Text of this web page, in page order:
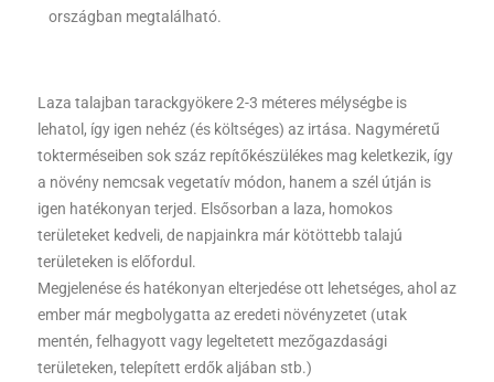
országban megtalálható.
Laza talajban tarackgyökere 2-3 méteres mélységbe is
lehatol, így igen nehéz (és költséges) az irtása. Nagyméretű
tokterméseiben sok száz repítőkészülékes mag keletkezik, így
a növény nemcsak vegetatív módon, hanem a szél útján is
igen hatékonyan terjed. Elsősorban a laza, homokos
területeket kedveli, de napjainkra már kötöttebb talajú
területeken is előfordul.
Megjelenése és hatékonyan elterjedése ott lehetséges, ahol az
ember már megbolygatta az eredeti növényzetet (utak
mentén, felhagyott vagy legeltetett mezőgazdasági
területeken, telepített erdők aljában stb.)